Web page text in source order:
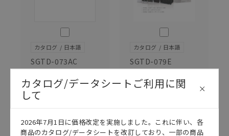
このカタログを選択
カタログ 日本語
SGTD-073AC
T データシート
2026/08/03
このカタログを選択
カタログ 日本語
SGTD-079E
レット
カタログ/データシートご利用に関
して
2026年7月1日に価格改定を実施しました。これに伴い、各
商品のカタログ/データシートを改訂しており、一部の商品